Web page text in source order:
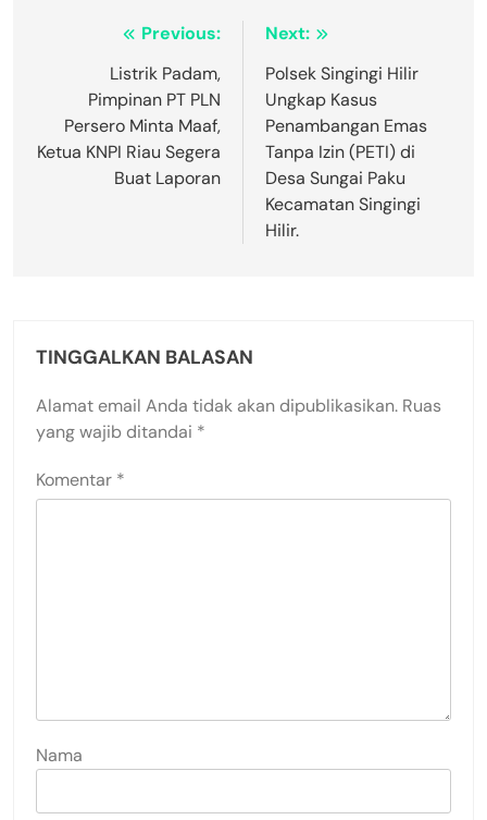
NavigasiPrevious:
Listrik Padam,
Pimpinan PT PLN
Persero Minta Maaf,
Ketua KNPI Riau Segera
Buat Laporan
Next:
Polsek Singingi Hilir
Ungkap Kasus
Penambangan Emas
Tanpa Izin (PETI) di
Desa Sungai Paku
Kecamatan Singingi
Hilir.
TINGGALKAN BALASAN
Alamat email Anda tidak akan dipublikasikan. Ruas
yang wajib ditandai *
Komentar *
Nama